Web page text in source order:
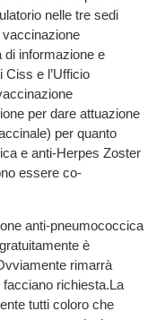
nelle tre sedi
vaccinazione
di informazione e
e l’Ufficio
per dare attuazione
per quanto
e anti-Herpes Zoster
essere co-
anti-pneumococcica
è
rimarrà
facciano richiesta.La
tutti coloro che